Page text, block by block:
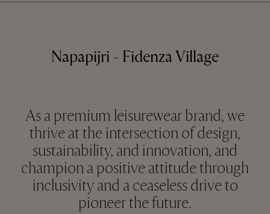
Napapijri - Fidenza Village
As a premium leisurewear brand, we
thrive at the intersection of design,
sustainability, and innovation, and
champion a positive attitude through
inclusivity and a ceaseless drive to
pioneer the future.